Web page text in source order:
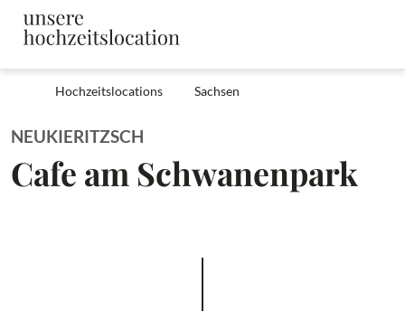
Hochzeitslocations Sachsen
NEUKIERITZSCH
Cafe am Schwanenpark